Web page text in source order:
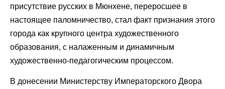
присутствие русских в Мюнхене, переросшее в
настоящее паломничество, стал факт признания этого
города как крупного центра художественного
образования, с налаженным и динамичным
художественно-педагогическим процессом.
В донесении Министерству Императорского Двора